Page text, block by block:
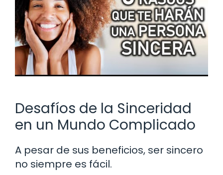
Desafíos de la Sinceridad
en un Mundo Complicado
A pesar de sus beneficios, ser sincero
no siempre es fácil.